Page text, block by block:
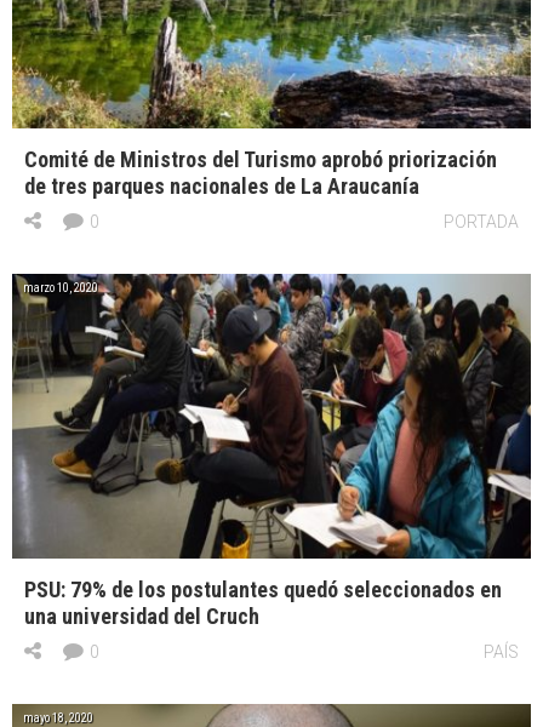
Comité de Ministros del Turismo aprobó priorización
de tres parques nacionales de La Araucanía
PORTADA
0
marzo 10, 2020
PSU: 79% de los postulantes quedó seleccionados en
una universidad del Cruch
PAÍS
0
mayo 18, 2020